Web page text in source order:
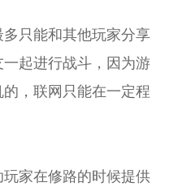
只能和其他玩家分享
起进行战斗，因为游
，联网只能在一定程
家在修路的时候提供